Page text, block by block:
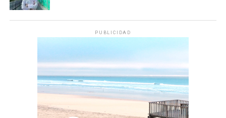
PUBLICIDAD